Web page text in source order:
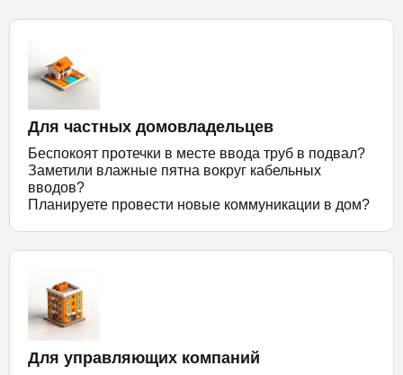
Для частных домовладельцев
Беспокоят протечки в месте ввода труб в подвал?
Заметили влажные пятна вокруг кабельных
вводов?
Планируете провести новые коммуникации в дом?
Для управляющих компаний